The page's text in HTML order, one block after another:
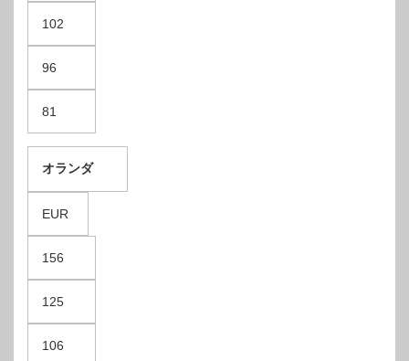
102
96
81
オランダ
EUR
156
125
106